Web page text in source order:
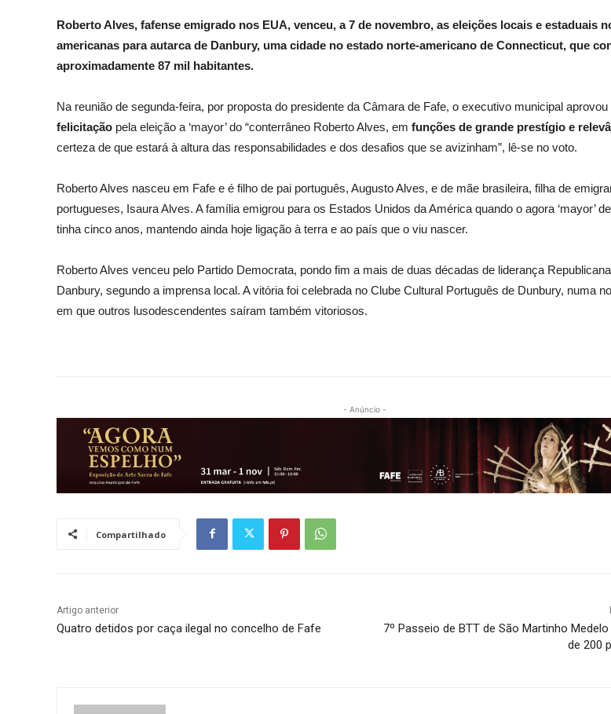
Roberto Alves, fafense emigrado nos EUA, venceu, a 7 de novembro, as eleições locais e estaduais
americanas para autarca de Danbury, uma cidade no estado norte-americano de Connecticut, que
aproximadamente 87 mil habitantes.
Na reunião de segunda-feira, por proposta do presidente da Câmara de Fafe, o executivo municipal aprovou
felicitação pela eleição a ‘mayor’ do “conterrâneo Roberto Alves, em funções de grande prestígio e
certeza de que estará à altura das responsabilidades e dos desafios que se avizinham”, lê-se no voto.
Roberto Alves nasceu em Fafe e é filho de pai português, Augusto Alves, e de mãe brasileira, filha de
portugueses, Isaura Alves. A família emigrou para os Estados Unidos da América quando o agora ‘mayor’
tinha cinco anos, mantendo ainda hoje ligação à terra e ao país que o viu nascer.
Roberto Alves venceu pelo Partido Democrata, pondo fim a mais de duas décadas de liderança
Danbury, segundo a imprensa local. A vitória foi celebrada no Clube Cultural Português de Dunbury, numa
em que outros lusodescendentes saíram também vitoriosos.
- Anúncio -
Compartilhado
Artigo anterior
Quatro detidos por caça ilegal no concelho de Fafe
7º Passeio de BTT de São Martinho
de 200